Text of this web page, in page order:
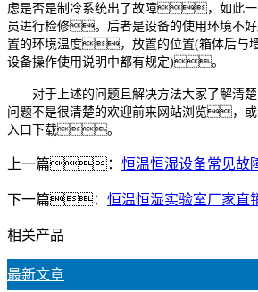
虑是否是制冷系统出了故障，如此一
员进行检修。后者是设备的使用环境
置的环境温度，放置的位置(箱体后与
设备操作使用说明中都有规定)。
对于上述的问题且解决方法大家了解清楚
问题不是很清楚的欢迎前来网站浏览，
入口下载。
上一篇： 恒温恒湿设备常见故
下一篇： 恒温恒湿实验室厂家直
相关产品
最新文章